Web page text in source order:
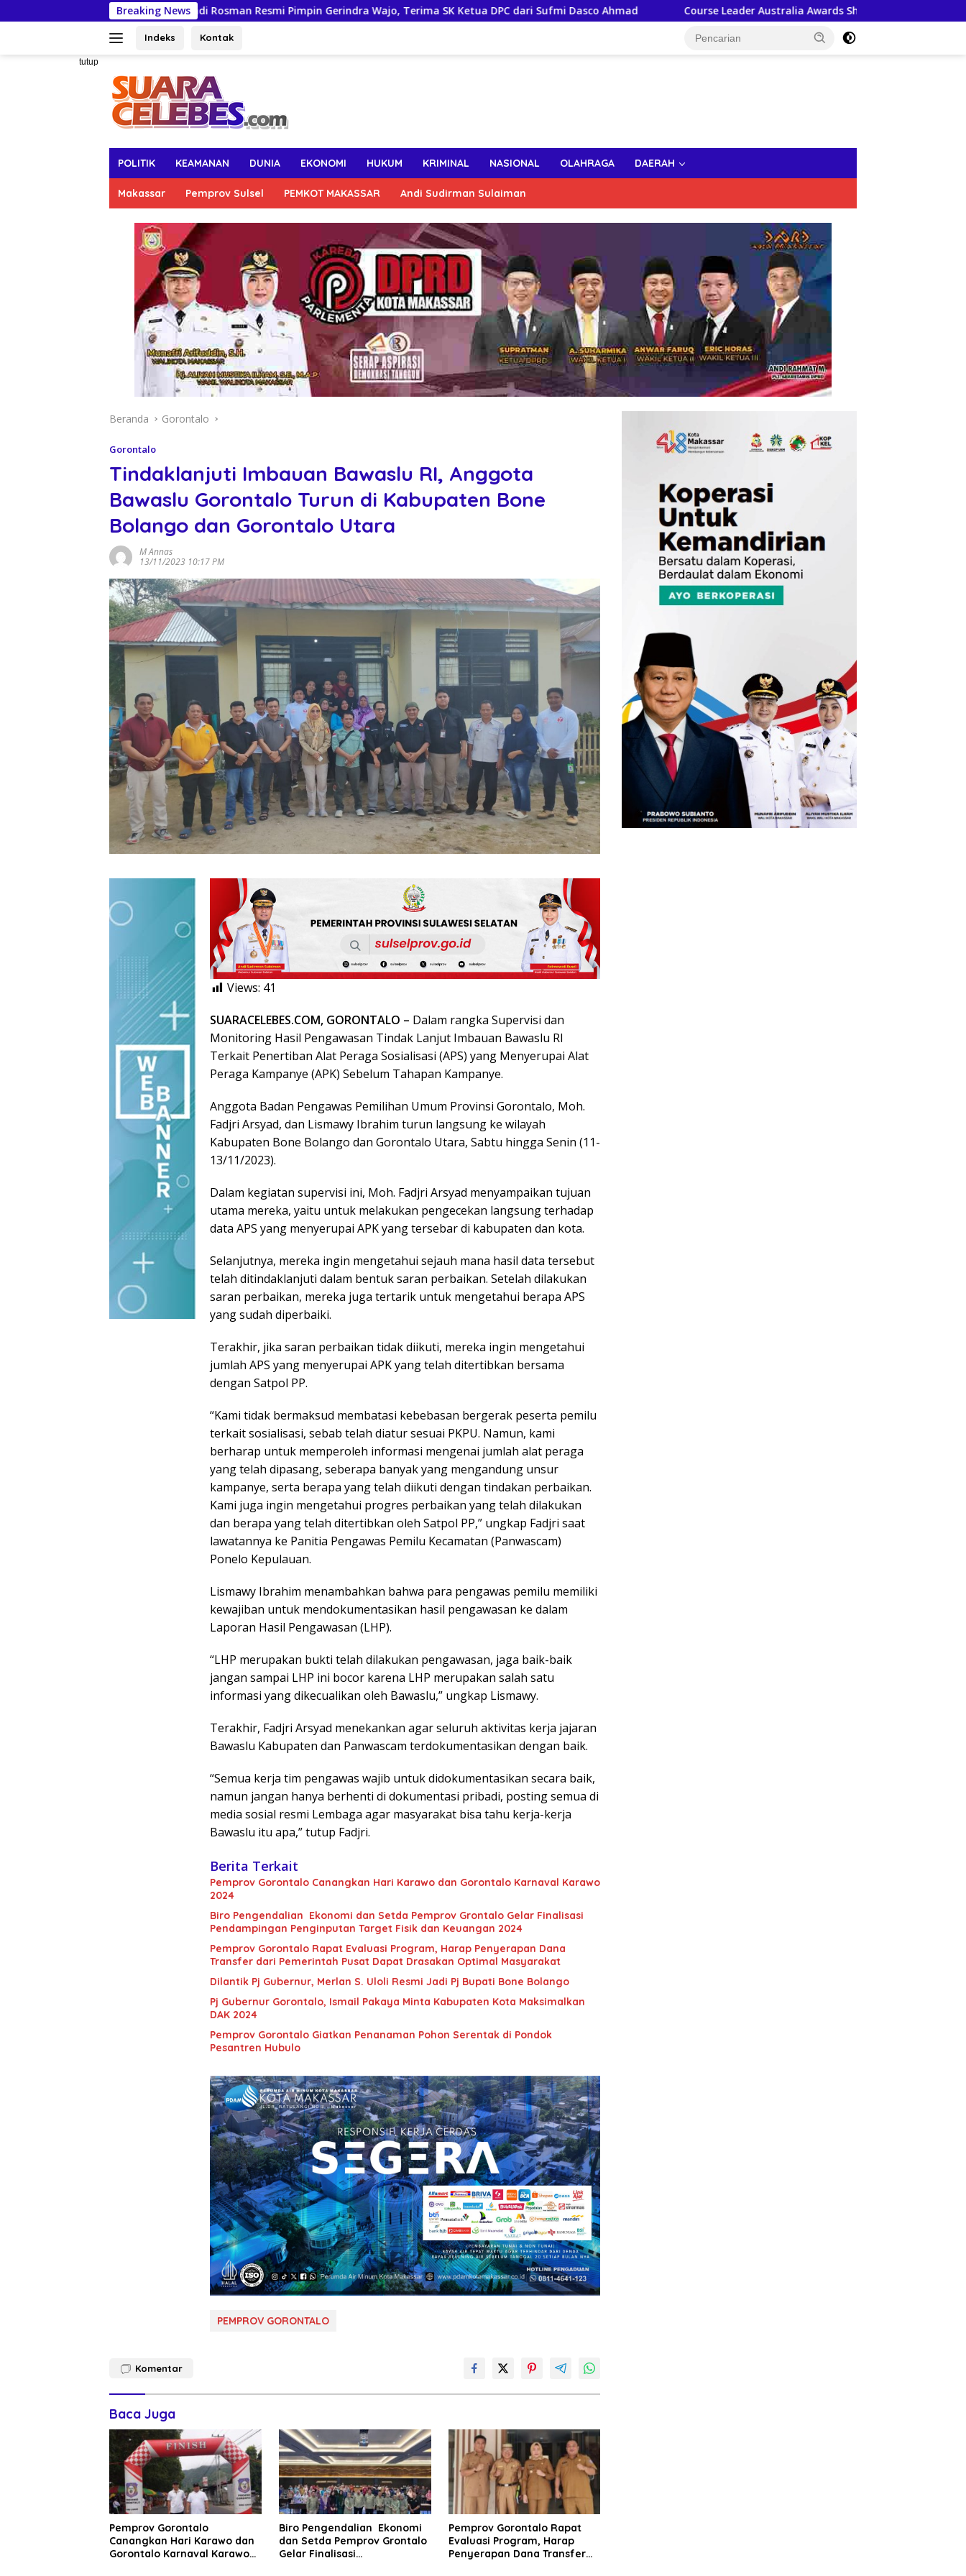
ke
Breaking News
Andi Rosman Resmi Pimpin Gerindra Wajo, Terima SK Ketua DPC dari Sufmi Dasco Ahmad Course Leader Australia Awards Short Course Apresiasi Sistem Digital Pemkot
Indeks Kontak
tutup
POLITIK KEAMANAN DUNIA EKONOMI HUKUM KRIMINAL NASIONAL OLAHRAGA DAERAH
Makassar Pemprov Sulsel PEMKOT MAKASSAR Andi Sudirman Sulaiman
Beranda Gorontalo
Gorontalo
Tindaklanjuti Imbauan Bawaslu RI, Anggota
Bawaslu Gorontalo Turun di Kabupaten Bone
Bolango dan Gorontalo Utara
M Annas
13/11/2023 10:17 PM
Views: 41
SUARACELEBES.COM, GORONTALO – Dalam rangka Supervisi dan
Monitoring Hasil Pengawasan Tindak Lanjut Imbauan Bawaslu RI
Terkait Penertiban Alat Peraga Sosialisasi (APS) yang Menyerupai Alat
Peraga Kampanye (APK) Sebelum Tahapan Kampanye.
Anggota Badan Pengawas Pemilihan Umum Provinsi Gorontalo, Moh.
Fadjri Arsyad, dan Lismawy Ibrahim turun langsung ke wilayah
Kabupaten Bone Bolango dan Gorontalo Utara, Sabtu hingga Senin (11-
13/11/2023).
Dalam kegiatan supervisi ini, Moh. Fadjri Arsyad menyampaikan tujuan
utama mereka, yaitu untuk melakukan pengecekan langsung terhadap
data APS yang menyerupai APK yang tersebar di kabupaten dan kota.
Selanjutnya, mereka ingin mengetahui sejauh mana hasil data tersebut
telah ditindaklanjuti dalam bentuk saran perbaikan. Setelah dilakukan
saran perbaikan, mereka juga tertarik untuk mengetahui berapa APS
yang sudah diperbaiki.
Terakhir, jika saran perbaikan tidak diikuti, mereka ingin mengetahui
jumlah APS yang menyerupai APK yang telah ditertibkan bersama
dengan Satpol PP.
“Kami tidak bermaksud membatasi kebebasan bergerak peserta pemilu
terkait sosialisasi, sebab telah diatur sesuai PKPU. Namun, kami
berharap untuk memperoleh informasi mengenai jumlah alat peraga
yang telah dipasang, seberapa banyak yang mengandung unsur
kampanye, serta berapa yang telah diikuti dengan tindakan perbaikan.
Kami juga ingin mengetahui progres perbaikan yang telah dilakukan
dan berapa yang telah ditertibkan oleh Satpol PP,” ungkap Fadjri saat
lawatannya ke Panitia Pengawas Pemilu Kecamatan (Panwascam)
Ponelo Kepulauan.
Lismawy Ibrahim menambahkan bahwa para pengawas pemilu memiliki
kewajiban untuk mendokumentasikan hasil pengawasan ke dalam
Laporan Hasil Pengawasan (LHP).
“LHP merupakan bukti telah dilakukan pengawasan, jaga baik-baik
jangan sampai LHP ini bocor karena LHP merupakan salah satu
informasi yang dikecualikan oleh Bawaslu,” ungkap Lismawy.
Terakhir, Fadjri Arsyad menekankan agar seluruh aktivitas kerja jajaran
Bawaslu Kabupaten dan Panwascam terdokumentasikan dengan baik.
“Semua kerja tim pengawas wajib untuk didokumentasikan secara baik,
namun jangan hanya berhenti di dokumentasi pribadi, posting semua di
media sosial resmi Lembaga agar masyarakat bisa tahu kerja-kerja
Bawaslu itu apa,” tutup Fadjri.
Berita Terkait
Pemprov Gorontalo Canangkan Hari Karawo dan Gorontalo Karnaval Karawo
2024
Biro Pengendalian Ekonomi dan Setda Pemprov Grontalo Gelar Finalisasi
Pendampingan Penginputan Target Fisik dan Keuangan 2024
Pemprov Gorontalo Rapat Evaluasi Program, Harap Penyerapan Dana
Transfer dari Pemerintah Pusat Dapat Drasakan Optimal Masyarakat
Dilantik Pj Gubernur, Merlan S. Uloli Resmi Jadi Pj Bupati Bone Bolango
Pj Gubernur Gorontalo, Ismail Pakaya Minta Kabupaten Kota Maksimalkan
DAK 2024
Pemprov Gorontalo Giatkan Penanaman Pohon Serentak di Pondok
Pesantren Hubulo
PEMPROV GORONTALO
Komentar
Baca Juga
Pemprov Gorontalo
Canangkan Hari Karawo dan
Gorontalo Karnaval Karawo
Biro Pengendalian Ekonomi
dan Setda Pemprov Grontalo
Gelar Finalisasi
Pemprov Gorontalo Rapat
Evaluasi Program, Harap
Penyerapan Dana Transfer